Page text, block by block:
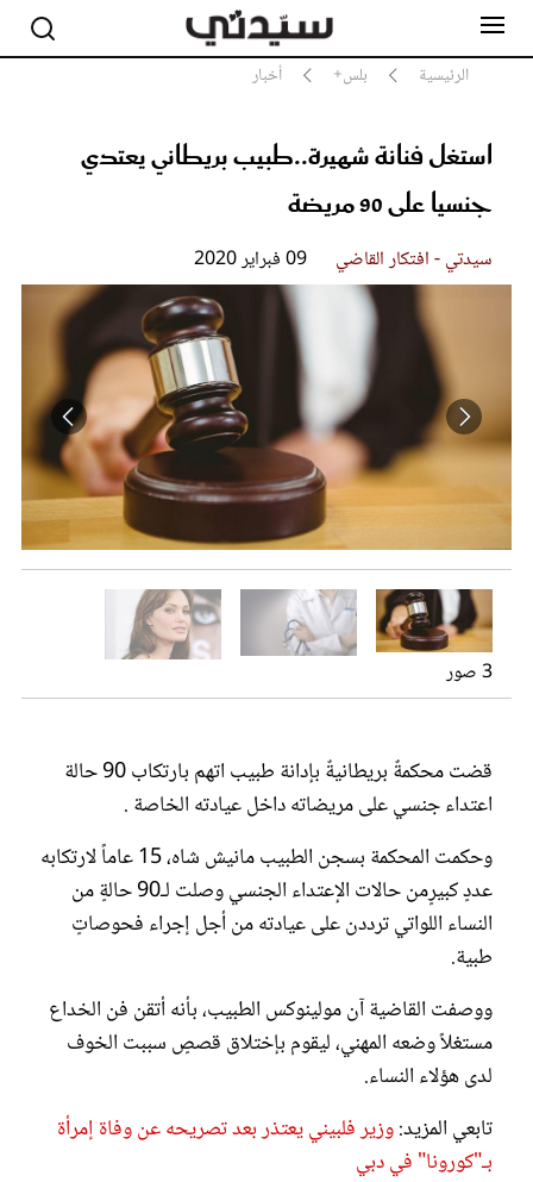
الرئيسية بلس+ أخبار
استغل فنانة شهيرة..طبيب بريطاني يعتدي
جنسيا على 90 مريضة
سيدتي - افتكار القاضي 09 فبراير 2020
3 صور
قضت محكمةٌ بريطانيةٌ بإدانة طبيب اتهم بارتكاب 90 حالة
اعتداء جنسي على مريضاته داخل عيادته الخاصة .
وحكمت المحكمة بسجن الطبيب مانيش شاه، 15 عاماً لارتكابه
عددٍ كبيرٍمن حالات الإعتداء الجنسي وصلت لـ90 حالةٍ من
النساء اللواتي ترددن على عيادته من أجل إجراء فحوصاتٍ
طبية.
ووصفت القاضية آن مولينوكس الطبيب، بأنه أتقن فن الخداع
مستغلاً وضعه المهني، ليقوم بإختلاق قصصٍ سببت الخوف
لدى هؤلاء النساء.
تابعي المزيد:وزير فلبيني يعتذر بعد تصريحه عن وفاة إمرأة
بـ"كورونا" في دبي
مشاهير
أناقة
جمال
صحة ورشاقة
سيدتي وطفلك
فيديو
مطبخ سيدتي
مقالات الرأي
ستايل
تقارير
عروس سيدتي
مجلة سيدتي